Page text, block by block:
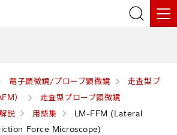
電子顕微鏡/プローブ顕微鏡
走査型プ
）
走査型プローブ顕微鏡
説
用語集
LM-FFM (Lateral
Force Microscope)